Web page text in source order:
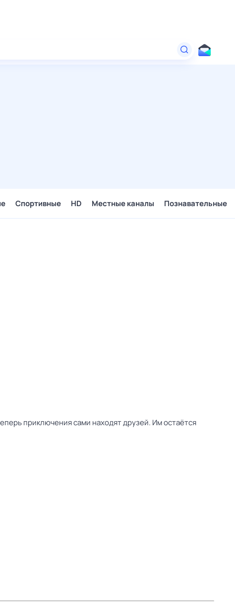
Спортивные HD Местные каналы Познавательные
приключения сами находят друзей. Им остаётся